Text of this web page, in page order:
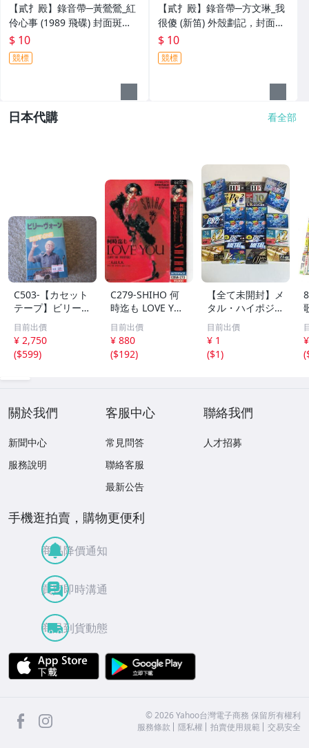
【貳扌殿】錄音帶─黃鶯鶯_紅
伶心事 (1989 飛碟) 封面斑
駁、黃斑，歌詞黃斑
$ 10
競標
【貳扌殿】錄音帶─方文琳_我
很傻 (新笛) 外殼劃記，封面、
歌詞黃斑
$ 10
競標
日本代購 看全部
C503-【カセット
テープ】ビリー・
ヴォーン ベス
ト BEST ONE
全２０曲
目前出價
¥ 2,750
($599)
C279-SHIHO 何
時迄も LOVE YO
U ※歌詞アリ
目前出價
¥ 880
($192)
【全て未開封】メ
タル・ハイポジ中
心 カセットテー
プ大量まとめ 約
1.7kg AXIA TDK
SONY maxell 生
目前出價
¥ 1
($1)
(
關於我們
新聞中心
服務說明
客服中心
常見問答
聯絡客服
最新公告
聯絡我們
人才招募
手機逛拍賣，購物更便利
商品降價通知
買賣即時溝通
商品到貨動態
APP Store
facebook ©2026 Yahoo台灣電子商務 保留所有權利
服務條款
隱私權 拍賣使用規範 交易安全